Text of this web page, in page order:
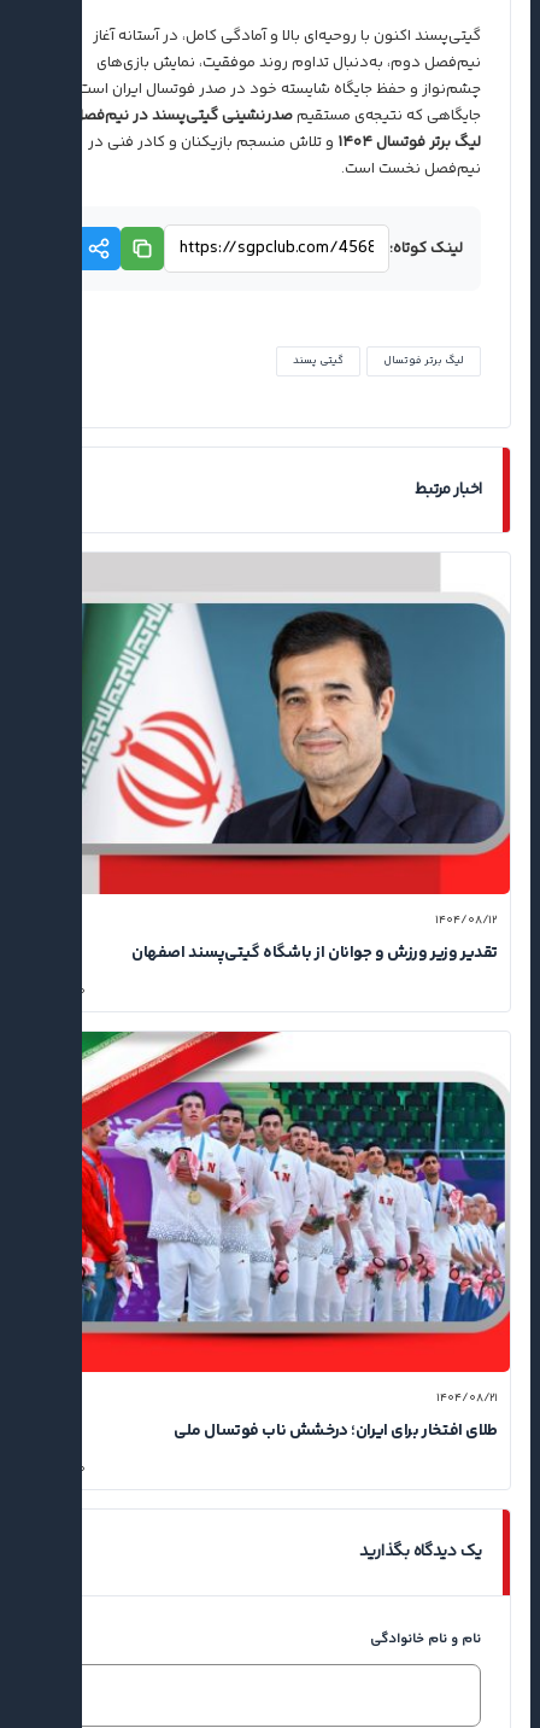
گیتی‌پسند اکنون با روحیه‌ای بالا و آمادگی کامل، در آستانه آغاز
نیم‌فصل دوم، به‌دنبال تداوم روند موفقیت، نمایش بازی‌های
چشم‌نواز و حفظ جایگاه شایسته خود در صدر فوتسال ایران است؛
جایگاهی که نتیجه‌ی مستقیمصدرنشینی گیتی‌پسند در نیم‌فصل
لیگ برتر فوتسال ۱۴۰۴
و تلاش منسجم بازیکنان و کادر فنی در
نیم‌فصل نخست است.
لینک کوتاه:
لیگ برتر فوتسال گیتی پسند
اخبار مرتبط
۱۴۰۴/۰۸/۱۲
تقدیر وزیر ورزش و جوانان از باشگاه گیتی‌پسند اصفهان
۰
۱۴۰۴/۰۸/۲۱
طلای افتخار برای ایران؛ درخشش ناب فوتسال ملی
۰
یک دیدگاه بگذارید
نام و نام خانوادگی